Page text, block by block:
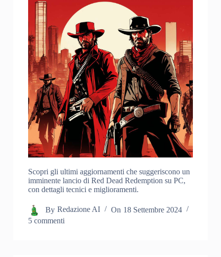
Scopri gli ultimi aggiornamenti che suggeriscono un
imminente lancio di Red Dead Redemption su PC,
con dettagli tecnici e miglioramenti.
By Redazione AI On 18 Settembre 2024
5 commenti